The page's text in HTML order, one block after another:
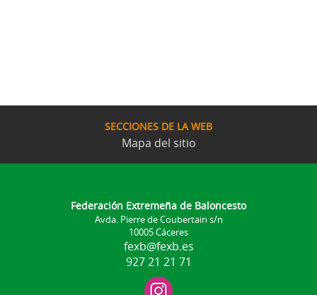
SECCIONES DE LA WEB
Mapa del sitio
Federación Extremeña de Baloncesto
Avda. Pierre de Coubertain s/n
10005 Cáceres
fexb@fexb.es
927 21 21 71